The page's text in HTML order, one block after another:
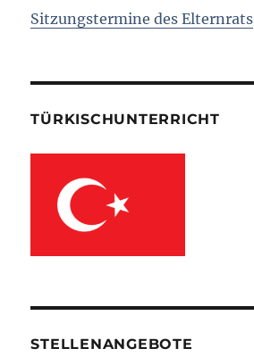
Sitzungstermine des Elternrats
TÜRKISCHUNTERRICHT
STELLENANGEBOTE